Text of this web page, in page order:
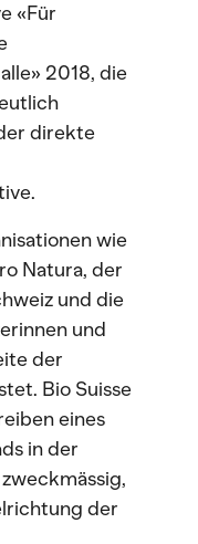
«Für
2018, die
direkte
wie
Natura, der
und die
und
der
Bio Suisse
eines
in der
der